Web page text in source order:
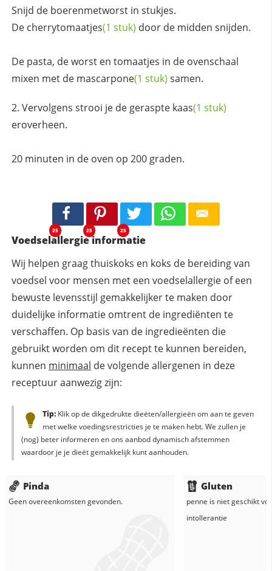
Snijd de boerenmetworst in stukjes.
De cherrytomaatjes(1 stuk) door de midden snijden.
De pasta, de worst en tomaatjes in de ovenschaal
mixen met de mascarpone(1 stuk) samen.
Vervolgens strooi je de geraspte kaas(1 stuk)
eroverheen.
20 minuten in de oven op 200 graden.
25 25 25
Voedselallergie informatie
Wij helpen graag thuiskoks en koks de bereiding van
voedsel voor mensen met een voedselallergie of een
bewuste levensstijl gemakkelijker te maken door
duidelijke informatie omtrent de ingrediënten te
verschaffen. Op basis van de ingredieënten die
gebruikt worden om dit recept te kunnen bereiden,
kunnen minimaal de volgende allergenen in deze
receptuur aanwezig zijn:
Tip:Klik op de dikgedrukte dieëten/allergieën om aan te geven
met welke voedingsrestricties je te maken hebt. We zullen je
(nog) beter informeren en ons aanbod dynamisch afstemmen
waardoor je je dieët gemakkelijk kunt aanhouden.
Pinda
Geen overeenkomsten gevonden.
Gluten
penne is niet geschikt
intollerantie